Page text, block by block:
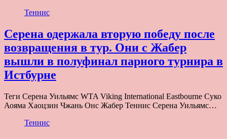
Теннис
Серена одержала вторую победу после
возвращения в тур. Они с Жабер
вышли в полуфинал парного турнира в
Истбурне
Теги Серена Уильямс WTA Viking International Eastbourne Суко
Аояма Хаоцзин Чжань Онс Жабер Теннис Серена Уильямс…
Теннис